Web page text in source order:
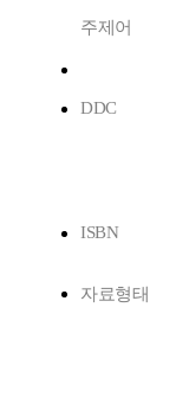
주제어
DDC
ISBN
자료형태